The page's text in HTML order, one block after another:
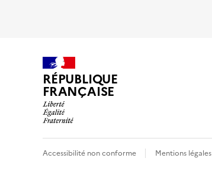
RÉPUBLIQUE
FRANÇAISE
Accessibilité non conforme Mentions légales